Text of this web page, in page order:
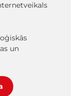
un